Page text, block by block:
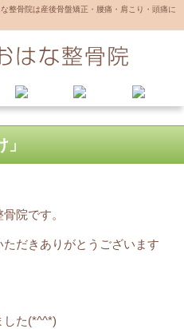
整骨院は産後骨盤矯正・腰痛・肩こり・頭痛に
院です。
だきありがとうございます
した(*^^*)